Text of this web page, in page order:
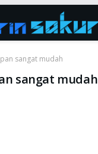
sangat mudah
sangat mudah